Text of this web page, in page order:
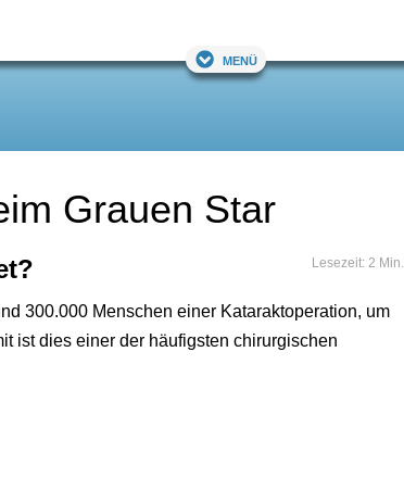
Menü
Grauen Star
Lesezeit: 2 Min.
300.000 Menschen einer Kataraktoperation, um
ist dies einer der häufigsten chirurgischen